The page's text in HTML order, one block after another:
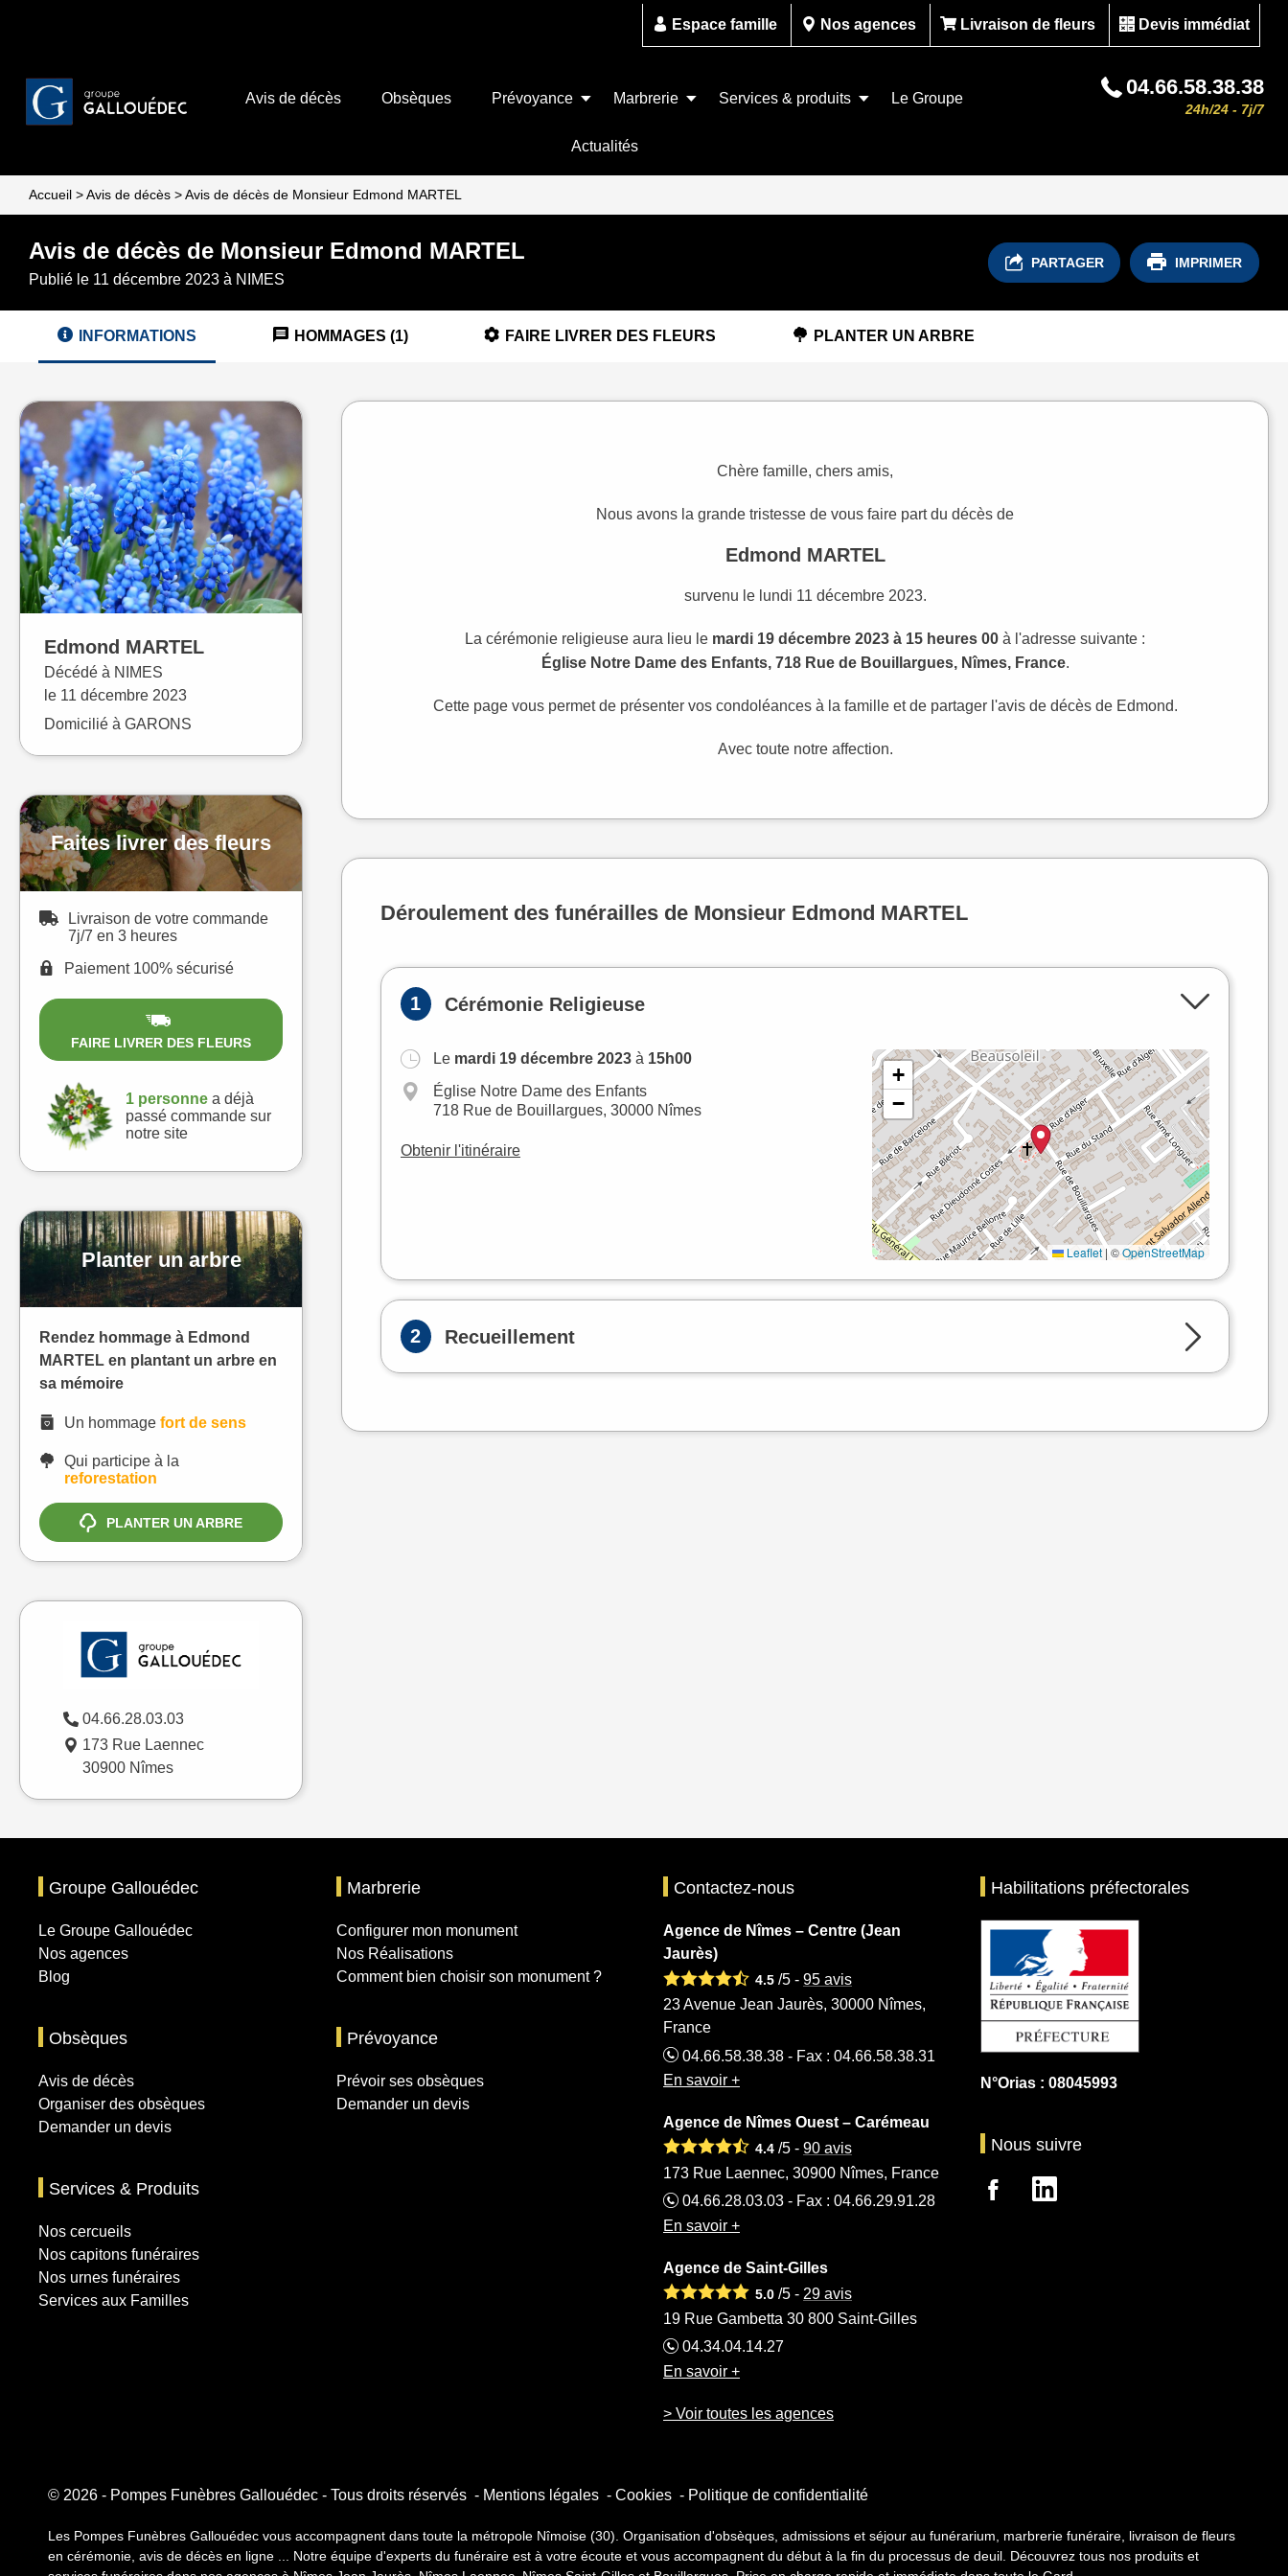
Espace famille Nos agences Livraison de fleurs Devis immédiat
Avis de décès Obsèques Prévoyance Marbrerie Services & produits Le Groupe
Actualités
04.66.58.38.38
24h/24 - 7j/7
Accueil >Avis de décès >Avis de décès de Monsieur Edmond MARTEL
Avis de décès de Monsieur Edmond MARTEL
Publié le 11 décembre 2023 à NIMES
PARTAGER IMPRIMER
INFORMATIONS HOMMAGES (1) FAIRE LIVRER DES FLEURS PLANTER UN ARBRE
Edmond MARTEL
Décédé à NIMES
le 11 décembre 2023
Domicilié à GARONS
Faites livrer des fleurs
Livraison de votre commande
7j/7 en 3 heures
Paiement 100% sécurisé
FAIRE LIVRER DES FLEURS
1 personnea déjà
passé commande sur
notre site
Planter un arbre
Rendez hommage à Edmond
MARTEL en plantant un arbre en
sa mémoire
Un hommage fort de sens
Qui participe à la
reforestation
PLANTER UN ARBRE
04.66.28.03.03
173 Rue Laennec
30900 Nîmes
Chère famille, chers amis,
Nous avons la grande tristesse de vous faire part du décès de
Edmond MARTEL
survenu le lundi 11 décembre 2023.
La cérémonie religieuse aura lieu le mardi 19 décembre 2023 à 15 heures 00 à l'adresse suivante :
Église Notre Dame des Enfants, 718 Rue de Bouillargues, Nîmes, France.
Cette page vous permet de présenter vos condoléances à la famille et de partager l'avis de décès de Edmond.
Avec toute notre affection.
Déroulement des funérailles de Monsieur Edmond MARTEL
1 Cérémonie Religieuse
Le mardi 19 décembre 2023 à 15h00
Église Notre Dame des Enfants
718 Rue de Bouillargues, 30000 Nîmes
Obtenir l'itinéraire
+
−
Leaflet | ©OpenStreetMap
2 Recueillement
Groupe Gallouédec
Le Groupe Gallouédec
Nos agences
Blog
Marbrerie
Configurer mon monument
Nos Réalisations
Comment bien choisir son monument ?
Obsèques
Avis de décès
Organiser des obsèques
Demander un devis
Prévoyance
Prévoir ses obsèques
Demander un devis
Services & Produits
Nos cercueils
Nos capitons funéraires
Nos urnes funéraires
Services aux Familles
Contactez-nous
Agence de Nîmes – Centre (Jean
Jaurès)
4.5 /5 - 95 avis
23 Avenue Jean Jaurès, 30000 Nîmes,
France
04.66.58.38.38 - Fax : 04.66.58.38.31
En savoir +
Agence de Nîmes Ouest – Carémeau
4.4 /5 - 90 avis
173 Rue Laennec, 30900 Nîmes, France
04.66.28.03.03 - Fax : 04.66.29.91.28
En savoir +
Agence de Saint-Gilles
5.0 /5 - 29 avis
19 Rue Gambetta 30 800 Saint-Gilles
04.34.04.14.27
En savoir +
> Voir toutes les agences
Habilitations préfectorales
N°Orias : 08045993
Nous suivre
© 2026 - Pompes Funèbres Gallouédec - Tous droits réservés Mentions légales Cookies Politique de confidentialité
Les Pompes Funèbres Gallouédec vous accompagnent dans toute la métropole Nîmoise (30). Organisation d'obsèques, admissions et séjour au funérarium, marbrerie funéraire, livraison de fleurs
en cérémonie, avis de décès en ligne ... Notre équipe d'experts du funéraire est à votre écoute et vous accompagnent du début à la fin du processus de deuil. Découvrez tous nos produits et